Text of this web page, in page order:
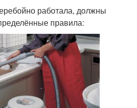
работала, должны
правила: